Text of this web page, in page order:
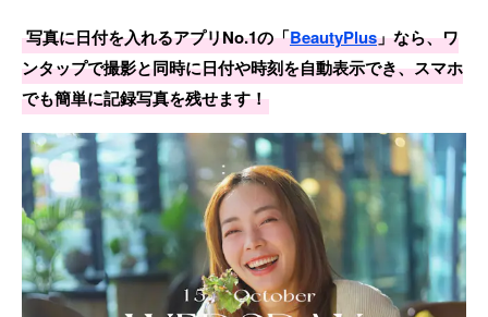
写真に日付を入れるアプリNo.1の「BeautyPlus」なら、ワ
ンタップで撮影と同時に日付や時刻を自動表示でき、スマホ
でも簡単に記録写真を残せます！